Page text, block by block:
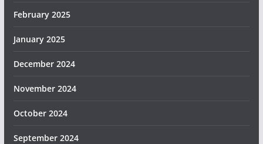
February 2025
January 2025
December 2024
November 2024
October 2024
September 2024